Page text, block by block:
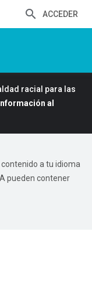
ACCEDER
racial para las
al
a tu idioma
pueden contener